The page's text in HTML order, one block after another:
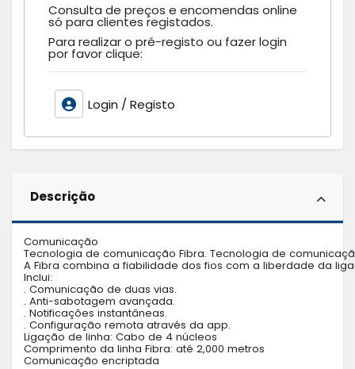
Consulta de preços e encomendas online
só para clientes registados.
Para realizar o pré-registo ou fazer login
por favor clique:
Login / Registo
Descrição
Comunicação
Tecnologia de comunicação Fibra. Tecnologia de
A Fibra combina a fiabilidade dos fios com a liberdade da
Inclui:
. Comunicação de duas vias.
. Anti-sabotagem avançada.
. Notificações instantâneas.
. Configuração remota através da app.
Ligação de linha: Cabo de 4 núcleos
Comprimento da linha Fibra: até 2,000 metros
Comunicação encriptada